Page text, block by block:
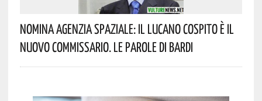
Nomina Agenzia Spaziale: Il Lucano Cospito È Il
Nuovo Commissario. Le Parole Di Bardi